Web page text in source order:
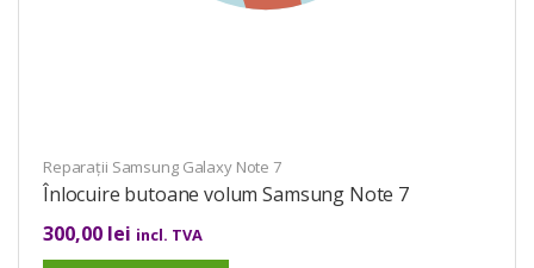
Reparații Samsung Galaxy Note 7
Înlocuire butoane volum Samsung Note 7
300,00 lei incl. TVA